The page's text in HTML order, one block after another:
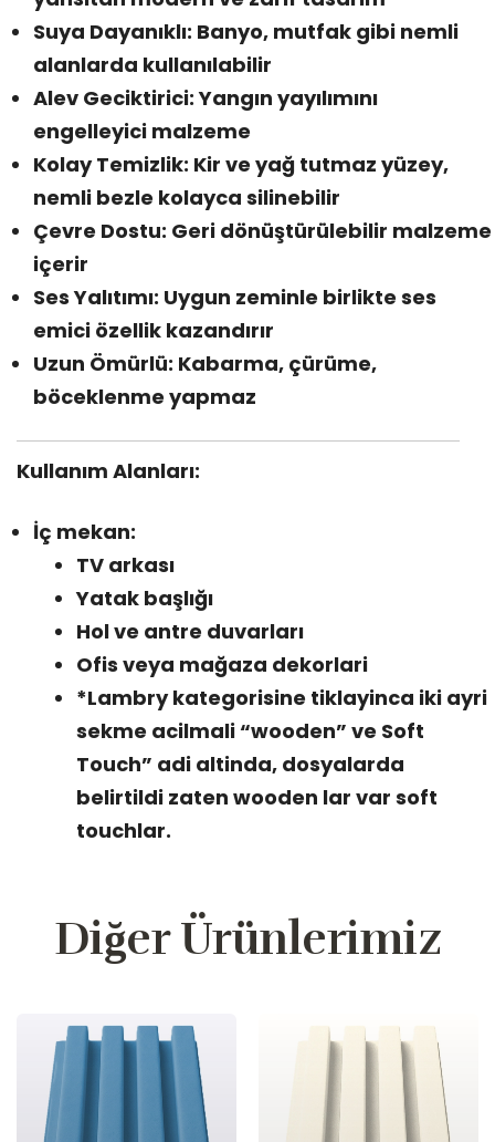
Suya Dayanıklı: Banyo, mutfak gibi nemli
alanlarda kullanılabilir
Alev Geciktirici: Yangın yayılımını
engelleyici malzeme
Kolay Temizlik: Kir ve yağ tutmaz yüzey,
nemli bezle kolayca silinebilir
Çevre Dostu: Geri dönüştürülebilir malzeme
içerir
Ses Yalıtımı: Uygun zeminle birlikte ses
emici özellik kazandırır
Uzun Ömürlü: Kabarma, çürüme,
böceklenme yapmaz
Kullanım Alanları:
İç mekan:
TV arkası
Yatak başlığı
Hol ve antre duvarları
Ofis veya mağaza dekorlari
*Lambry kategorisine tiklayinca iki ayri
sekme acilmali “wooden” ve Soft
Touch” adi altinda, dosyalarda
belirtildi zaten wooden lar var soft
touchlar.
Diğer Ürünlerimiz